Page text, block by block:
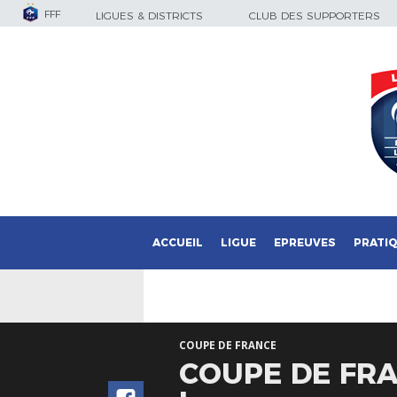
FFF LIGUES & DISTRICTS CLUB DES SUPPORTERS
ACCUEIL LIGUE EPREUVES
COUPE DE FRANCE
COUPE DE